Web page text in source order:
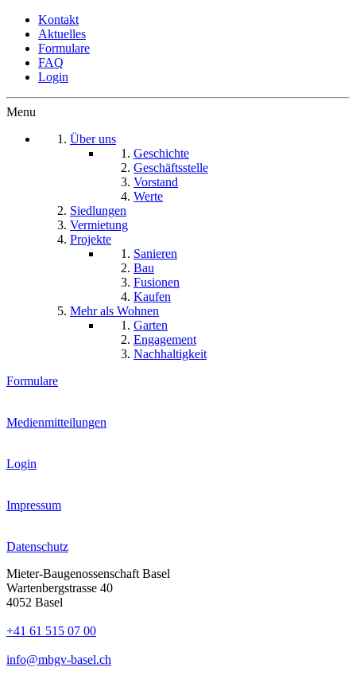
Kontakt
Aktuelles
Formulare
FAQ
Login
Menu
Über uns
Geschichte
Geschäftsstelle
Vorstand
Werte
Siedlungen
Vermietung
Projekte
Sanieren
Bau
Fusionen
Kaufen
Mehr als Wohnen
Garten
Engagement
Nachhaltigkeit
Formulare
Medienmitteilungen
Login
Impressum
Datenschutz
Mieter-Baugenossenschaft Basel
Wartenbergstrasse 40
4052 Basel
+41 61 515 07 00
info@mbgv-basel.ch